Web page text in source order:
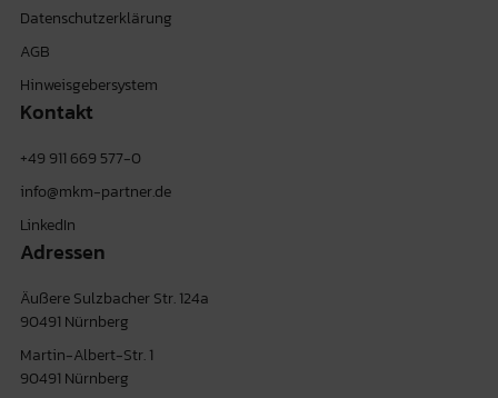
Datenschutzerklärung
AGB
Hinweisgebersystem
Kontakt
+49 911 669 577-0
info@mkm-partner.de
LinkedIn
Adressen
Äußere Sulzbacher Str. 124a
90491 Nürnberg
Martin-Albert-Str. 1
90491 Nürnberg